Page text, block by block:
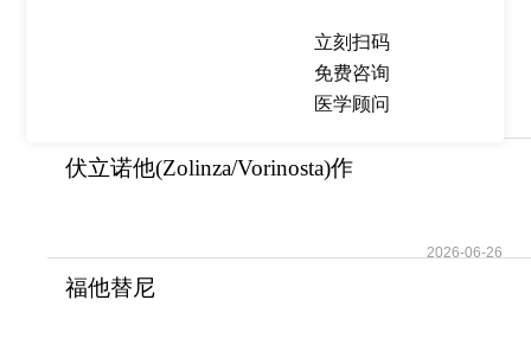
(Imdelltra/Tarlatamab)适用于广
伏立诺他(Zolinza/Vorinosta)作
2026-06-26
福他替尼
立刻扫码
免费咨询
医学顾问